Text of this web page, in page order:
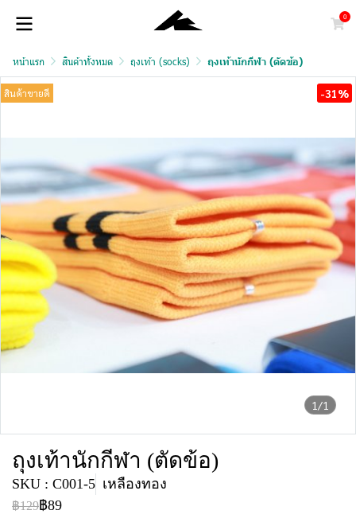
0
หน้าแรก สินค้าทั้งหมด ถุงเท้า (socks) ถุงเท้านักกีฬา (ตัดข้อ)
1/1
สินค้าขายดี -31%
ถุงเท้านักกีฬา (ตัดข้อ)
SKU : C001-5 เหลืองทอง
฿129฿89